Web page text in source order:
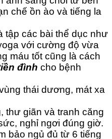
chế ồn ào và tiếng la
tập các bài thể dục như
với cường độ vừa
máu tốt cũng là cách
đình cho bệnh
thái dương, mát xa
thư giãn và tranh căng
nghỉ ngơi đúng giờ.
bảo ngủ đủ từ 6 tiếng